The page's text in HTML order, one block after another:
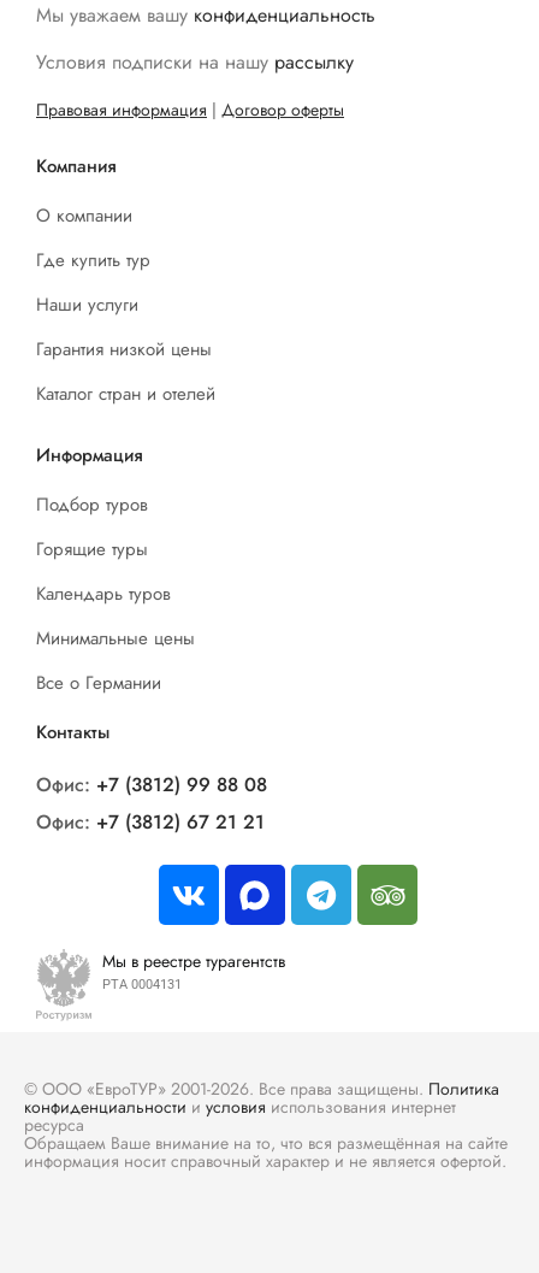
Мы уважаем вашу конфиденциальность
Условия подписки на нашу рассылку
Правовая информация | Договор оферты
Компания
О компании
Где купить тур
Наши услуги
Гарантия низкой цены
Каталог стран и отелей
Информация
Подбор туров
Горящие туры
Календарь туров
Минимальные цены
Все о Германии
Контакты
Офис: +7 (3812) 99 88 08
Офис: +7 (3812) 67 21 21
Мы в реестре турагентств
РТА 0004131
© ООО «ЕвроТУР» 2001-2026. Все права защищены. Политика
конфиденциальности и условия использования интернет
ресурса
Обращаем Ваше внимание на то, что вся размещённая на сайте
информация носит справочный характер и не является офертой.